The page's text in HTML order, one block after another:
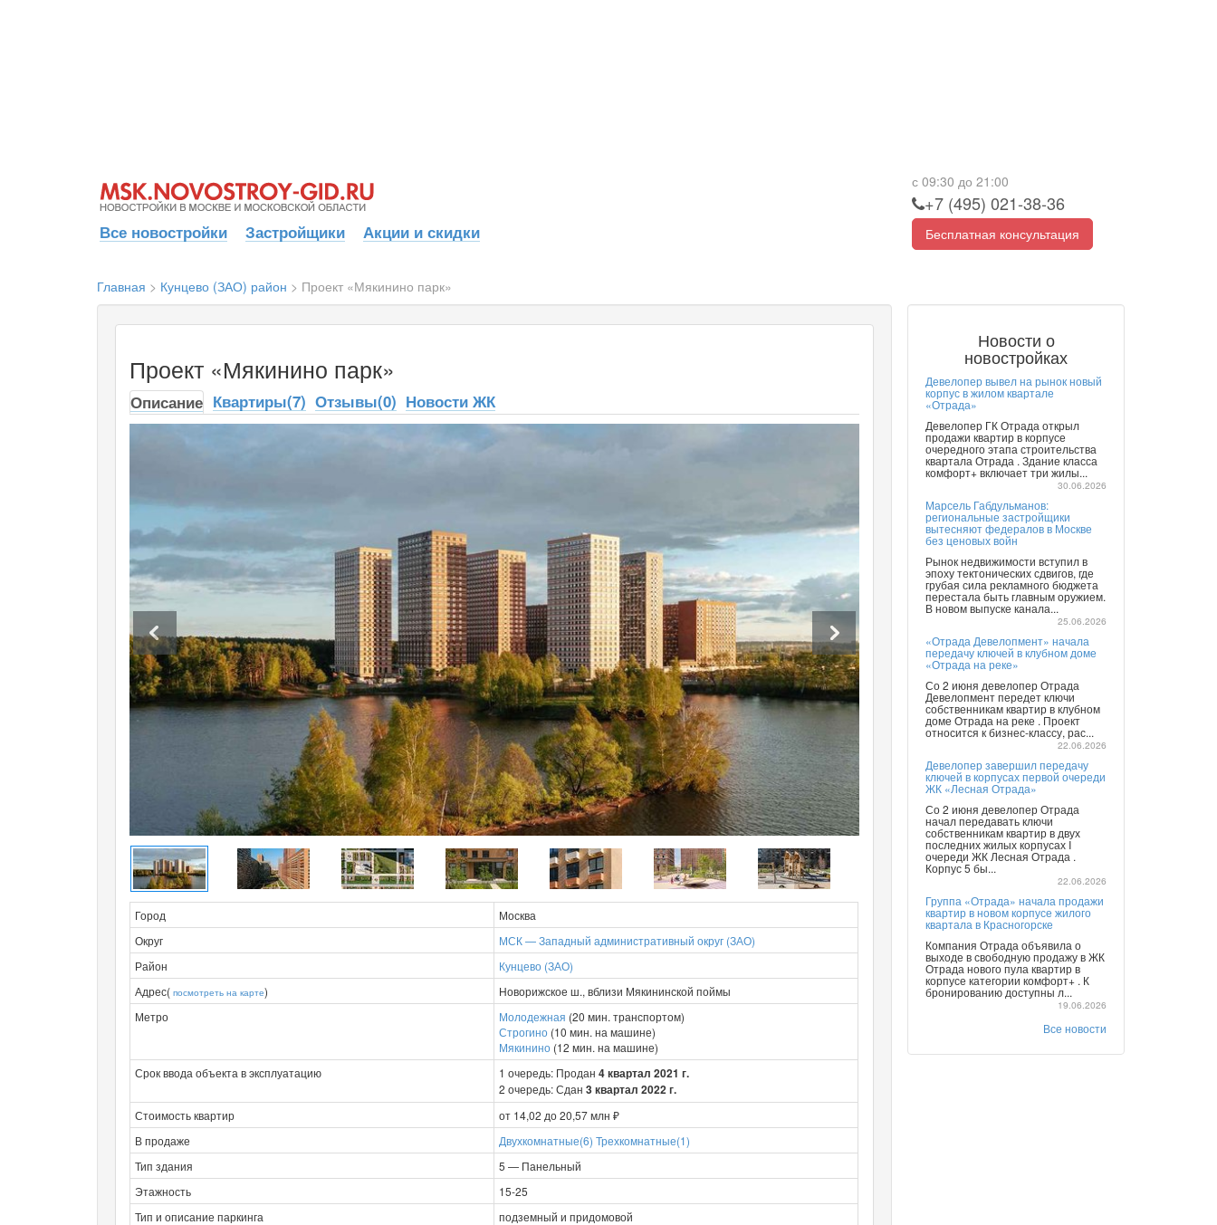
Все новостройки Застройщики Акции и скидки
с 09:30 до 21:00
+7 (495) 021-38-36
Бесплатная консультация
Главная > Кунцево (ЗАО) район > Проект «Мякинино парк»
Проект «Мякинино парк»
Описание Квартиры(7) Отзывы(0) Новости ЖК
Город
Москва
Округ
МСК — Западный административный округ (ЗАО)
Район
Кунцево (ЗАО)
Адрес( посмотреть на карте)
Новорижское ш., вблизи Мякининской поймы
Метро
Молодежная (20 мин. транспортом)
Строгино (10 мин. на машине)
Мякинино (12 мин. на машине)
Срок ввода объекта в эксплуатацию
1 очередь: Продан 4 квартал 2021 г.
2 очередь: Сдан 3 квартал 2022 г.
Стоимость квартир
от 14,02 до 20,57 млн ₽
В продаже
Двухкомнатные(6) Трехкомнатные(1)
Тип здания
5 — Панельный
Этажность
15-25
Тип и описание паркинга
подземный и придомовой
Новости о
новостройках
Девелопер вывел на рынок новый
корпус в жилом квартале
«Отрада»
Девелопер ГК Отрада открыл
продажи квартир в корпусе
очередного этапа строительства
квартала Отрада . Здание класса
комфорт+ включает три жилы...
30.06.2026
Марсель Габдульманов:
региональные застройщики
вытесняют федералов в Москве
без ценовых войн
Рынок недвижимости вступил в
эпоху тектонических сдвигов, где
грубая сила рекламного бюджета
перестала быть главным оружием.
В новом выпуске канала...
25.06.2026
«Отрада Девелопмент» начала
передачу ключей в клубном доме
«Отрада на реке»
Со 2 июня девелопер Отрада
Девелопмент передет ключи
собственникам квартир в клубном
доме Отрада на реке . Проект
относится к бизнес-классу, рас...
22.06.2026
Девелопер завершил передачу
ключей в корпусах первой очереди
ЖК «Лесная Отрада»
Со 2 июня девелопер Отрада
начал передавать ключи
собственникам квартир в двух
последних жилых корпусах I
очереди ЖК Лесная Отрада .
Корпус 5 бы...
22.06.2026
Группа «Отрада» начала продажи
квартир в новом корпусе жилого
квартала в Красногорске
Компания Отрада объявила о
выходе в свободную продажу в ЖК
Отрада нового пула квартир в
корпусе категории комфорт+ . К
бронированию доступны л...
19.06.2026
Все новости